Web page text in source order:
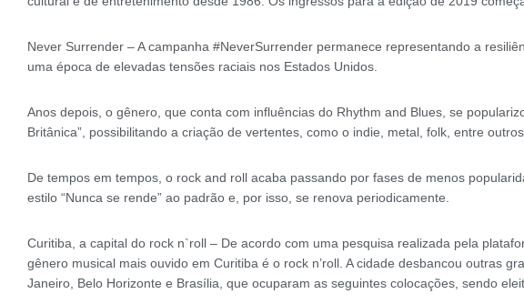
Never Surrender – A campanha #NeverSurrender permanece representando a
uma época de elevadas tensões raciais nos Estados Unidos.
Anos depois, o gênero, que conta com influências do Rhythm and Blues, se
Britânica”, possibilitando a criação de vertentes, como o indie, metal, folk, entre
De tempos em tempos, o rock and roll acaba passando por fases de menos
estilo “Nunca se rende” ao padrão e, por isso, se renova periodicamente.
Curitiba, a capital do rock n`roll – De acordo com uma pesquisa realizada pela
gênero musical mais ouvido em Curitiba é o rock n’roll. A cidade desbancou outras
Janeiro, Belo Horizonte e Brasília, que ocuparam as seguintes colocações, sendo